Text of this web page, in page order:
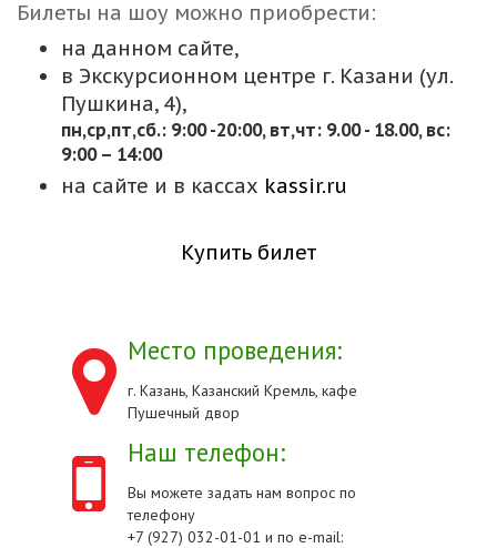
Билеты на шоу можно приобрести:
на данном сайте,
в Экскурсионном центре г. Казани (ул.
Пушкина, 4),
пн,cр,пт,сб.: 9:00 -20:00, вт,чт: 9.00 - 18.00, вс:
9:00 – 14:00
на сайте и в кассах kassir.ru
Купить билет
Место проведения:
г. Казань, Казанский Кремль, кафе
Пушечный двор
Наш телефон:
Вы можете задать нам вопрос по
телефону
+7 (927) 032-01-01 и по e-mail: